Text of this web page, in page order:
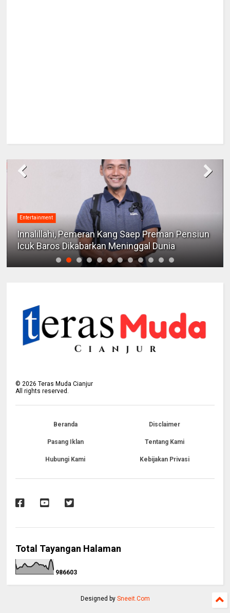
Lyto Pictures Garap Film Drama “People
Pleaser”, Angkat Isu Relasi Sosial yang Dekat
dengan Kehidupan Modern
©2026 Teras Muda Cianjur
All rights reserved.
Beranda Disclaimer
Pasang Iklan Tentang Kami
Hubungi Kami Kebijakan Privasi
Total Tayangan Halaman
986603
Designed by Sneeit.Com